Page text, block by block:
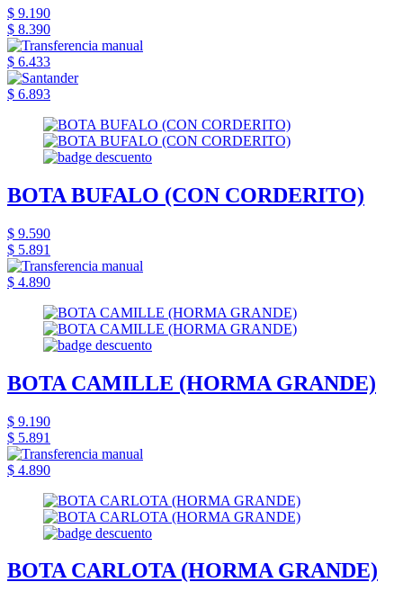
$ 9.190
$ 8.390
$ 6.433
$ 6.893
BOTA BUFALO (CON CORDERITO)
$ 9.590
$ 5.891
$ 4.890
BOTA CAMILLE (HORMA GRANDE)
$ 9.190
$ 5.891
$ 4.890
BOTA CARLOTA (HORMA GRANDE)